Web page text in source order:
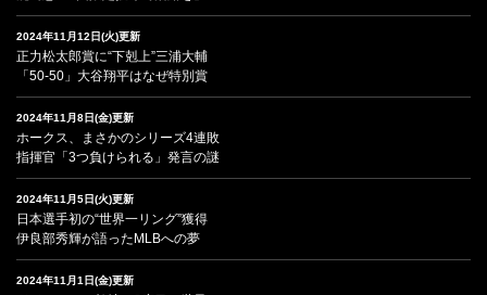
2024年11月12日(火)更新
正力松太郎賞に“下剋上”三浦大輔
「50-50」大谷翔平はなぜ特別賞
2024年11月8日(金)更新
ホークス、まさかのシリーズ4連敗
指揮官「3つ負けられる」発言の謎
2024年11月5日(火)更新
日本選手初の“世界一リング”獲得
伊良部秀輝が語ったMLBへの夢
2024年11月1日(金)更新